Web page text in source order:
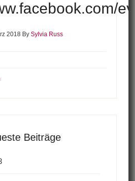
2018By Sylvia Russ
Beiträge